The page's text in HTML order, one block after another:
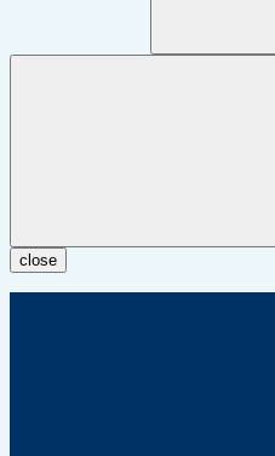
close